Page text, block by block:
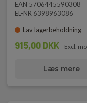
EAN 5706445590308
EL-NR 6398963086
Lav lagerbeholdning
915,00 DKK Excl.
Læs mere